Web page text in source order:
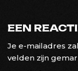
EEN
Je e-mailadres
velden zijn